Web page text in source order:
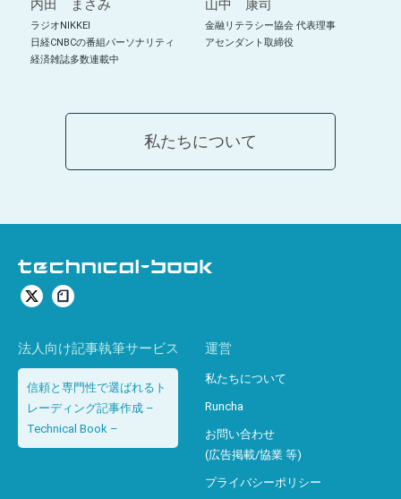
内田 まさみ
ラジオNIKKEI
日経CNBCの番組パーソナリティ
経済雑誌多数連載中
山中 康司
金融リテラシー協会 代表理事
アセンダント取締役
私たちについて
法人向け記事執筆サービス
信頼と専門性で選ばれるト
レーディング記事作成 –
Technical Book –
運営
私たちについて
Runcha
お問い合わせ
(広告掲載/協業 等)
プライバシーポリシー